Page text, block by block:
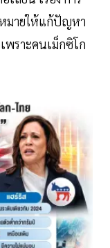
หมายให้แก้ปัญหา
พราะคนเม็กซิโก